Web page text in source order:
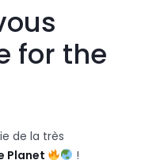
for the
de la très
Planet !